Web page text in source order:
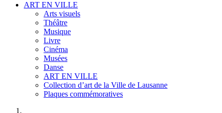
ART EN VILLE
Arts visuels
Théâtre
Musique
Livre
Cinéma
Musées
Danse
ART EN VILLE
Collection d’art de la Ville de Lausanne
Plaques commémoratives